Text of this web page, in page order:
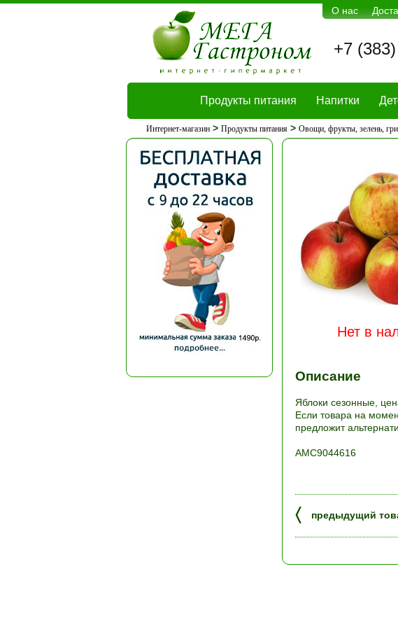
О нас
+7
Продукты питания Напитки
Интернет-магазин >Продукты питания >Овощи, фрукты, зелень,
Нет в
Описание
Яблоки сезонные,
Если товара на
предложит
АМС9044616
〈 предыдущий